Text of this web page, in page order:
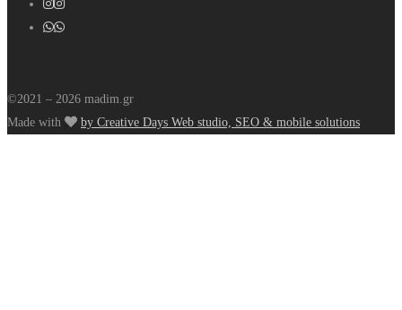
©2021 – 2026 madim.gr
Made with
by Creative Days Web studio, SEO & mobile solutions